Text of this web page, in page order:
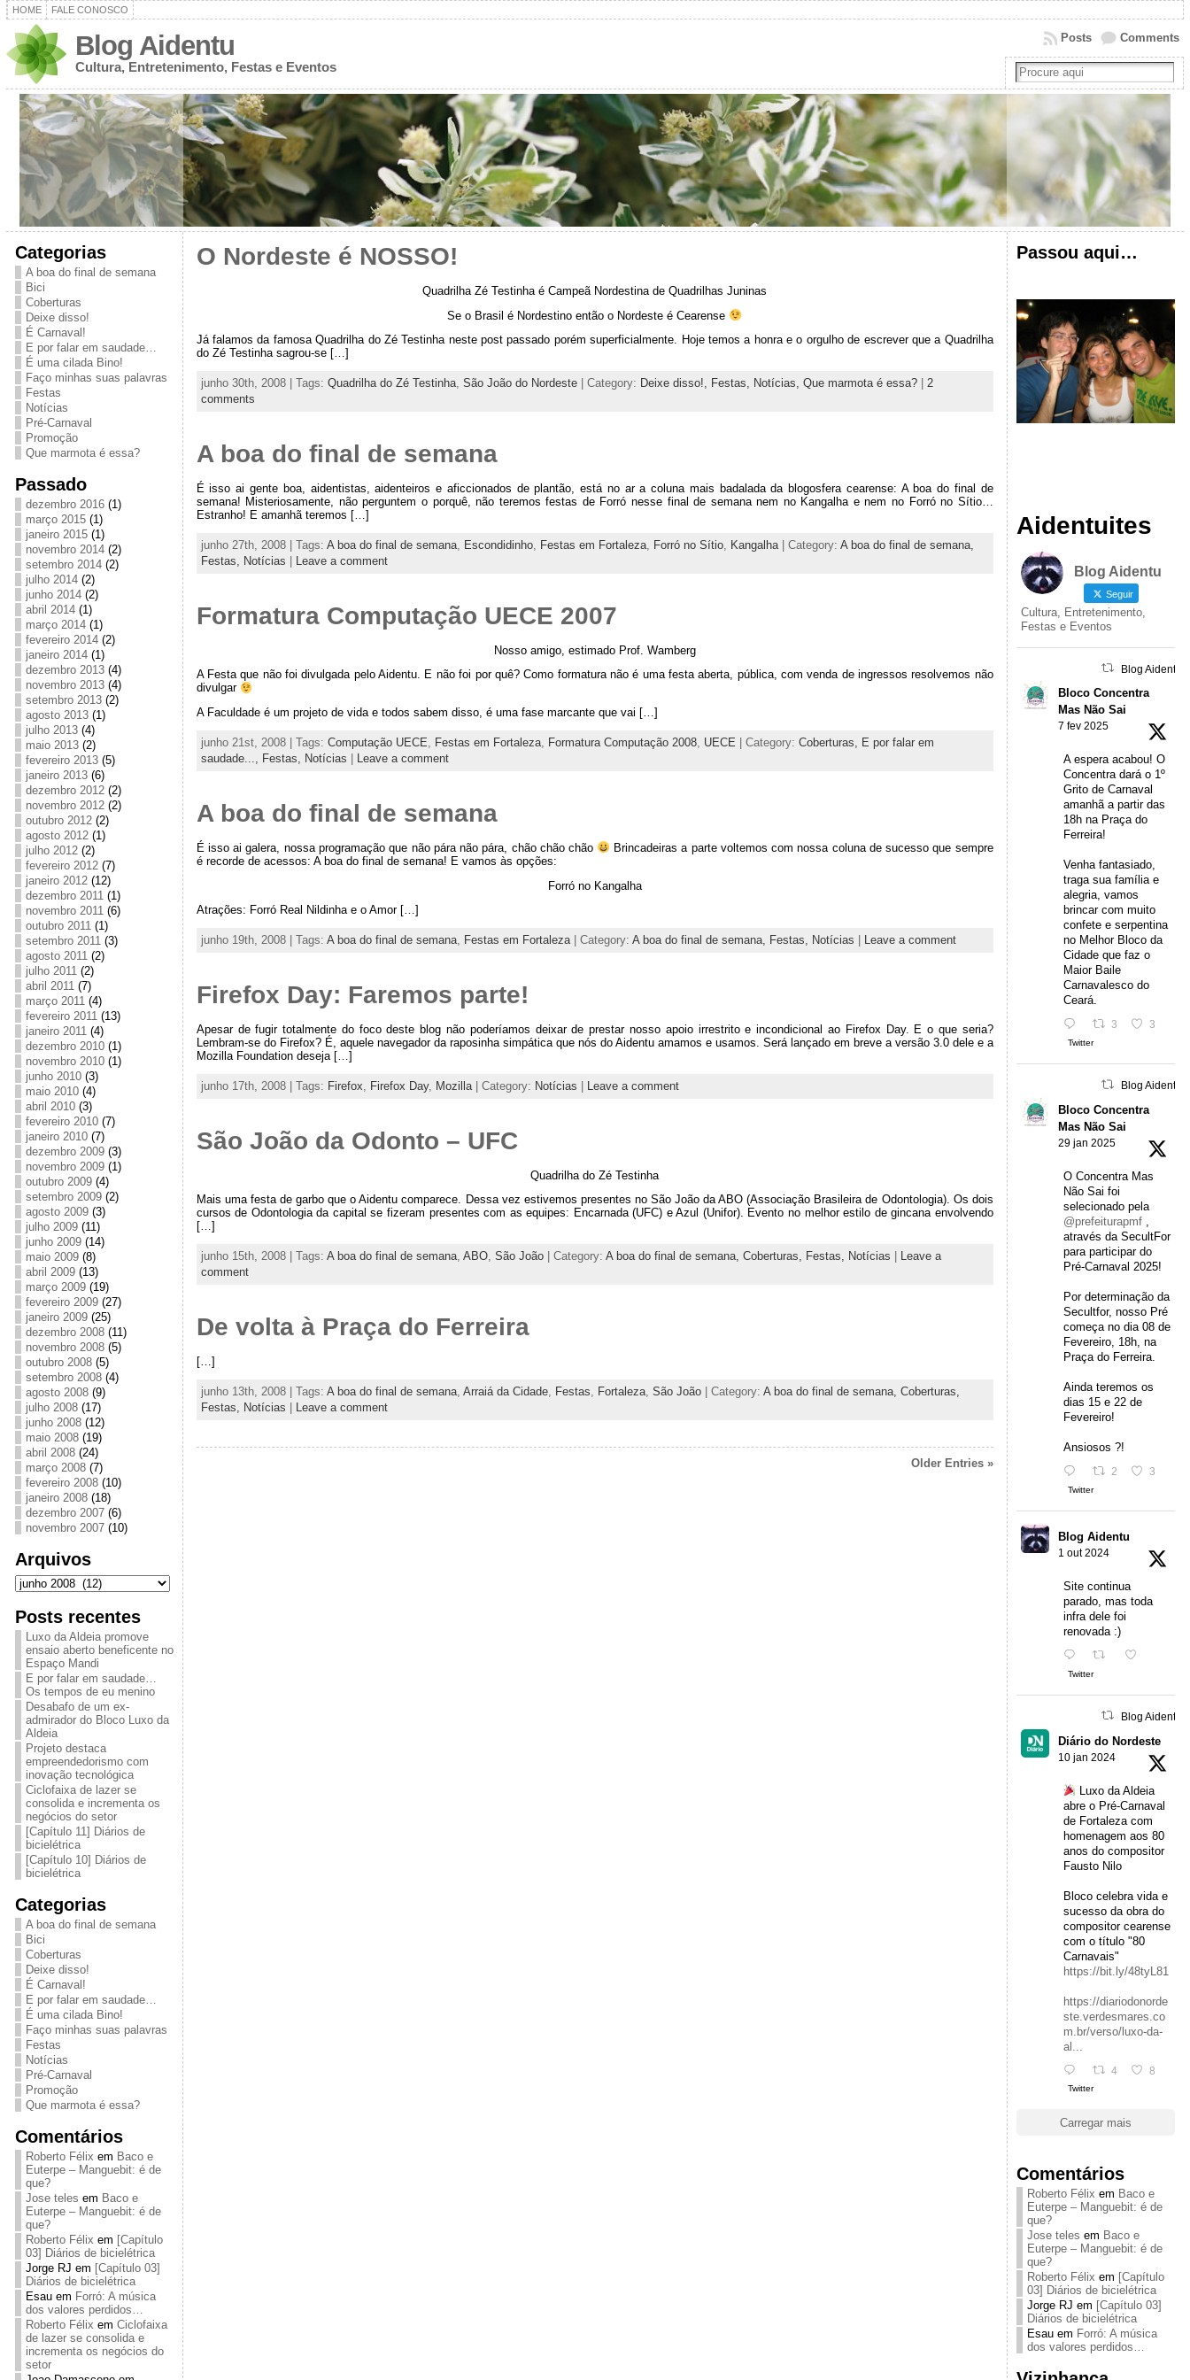
HOME FALE CONOSCO
Blog Aidentu
Cultura, Entretenimento, Festas e Eventos
Comments
Posts
Categorias
A boa do final de semana
Bici
Coberturas
Deixe disso!
É Carnaval!
E por falar em saudade…
É uma cilada Bino!
Faço minhas suas palavras
Festas
Notícias
Pré-Carnaval
Promoção
Que marmota é essa?
Passado
dezembro 2016(1)
março 2015(1)
janeiro 2015(1)
novembro 2014(2)
setembro 2014(2)
julho 2014(2)
junho 2014(2)
abril 2014(1)
março 2014(1)
fevereiro 2014(2)
janeiro 2014(1)
dezembro 2013(4)
novembro 2013(4)
setembro 2013(2)
agosto 2013(1)
julho 2013(4)
maio 2013(2)
fevereiro 2013(5)
janeiro 2013(6)
dezembro 2012(2)
novembro 2012(2)
outubro 2012(2)
agosto 2012(1)
julho 2012(2)
fevereiro 2012(7)
janeiro 2012(12)
dezembro 2011(1)
novembro 2011(6)
outubro 2011(1)
setembro 2011(3)
agosto 2011(2)
julho 2011(2)
abril 2011(7)
março 2011(4)
fevereiro 2011(13)
janeiro 2011(4)
dezembro 2010(1)
novembro 2010(1)
junho 2010(3)
maio 2010(4)
abril 2010(3)
fevereiro 2010(7)
janeiro 2010(7)
dezembro 2009(3)
novembro 2009(1)
outubro 2009(4)
setembro 2009(2)
agosto 2009(3)
julho 2009(11)
junho 2009(14)
maio 2009(8)
abril 2009(13)
março 2009(19)
fevereiro 2009(27)
janeiro 2009(25)
dezembro 2008(11)
novembro 2008(5)
outubro 2008(5)
setembro 2008(4)
agosto 2008(9)
julho 2008(17)
junho 2008(12)
maio 2008(19)
abril 2008(24)
março 2008(7)
fevereiro 2008(10)
janeiro 2008(18)
dezembro 2007(6)
novembro 2007(10)
Arquivos
Arquivos
Posts recentes
Luxo da Aldeia promove
ensaio aberto beneficente no
Espaço Mandi
E por falar em saudade…
Os tempos de eu menino
Desabafo de um ex-
admirador do Bloco Luxo da
Aldeia
Projeto destaca
empreendedorismo com
inovação tecnológica
Ciclofaixa de lazer se
consolida e incrementa os
negócios do setor
[Capítulo 11] Diários de
bicielétrica
[Capítulo 10] Diários de
bicielétrica
Categorias
A boa do final de semana
Bici
Coberturas
Deixe disso!
É Carnaval!
E por falar em saudade…
É uma cilada Bino!
Faço minhas suas palavras
Festas
Notícias
Pré-Carnaval
Promoção
Que marmota é essa?
Comentários
Roberto Félix em Baco e
Euterpe – Manguebit: é de
que?
Jose teles em Baco e
Euterpe – Manguebit: é de
que?
Roberto Félix em [Capítulo
03] Diários de bicielétrica
Jorge RJ em [Capítulo 03]
Diários de bicielétrica
Esauem Forró: A música
dos valores perdidos…
Roberto Félix em Ciclofaixa
de lazer se consolida e
incrementa os negócios do
setor
O Nordeste é NOSSO!
Quadrilha Zé Testinha é Campeã Nordestina de Quadrilhas Juninas
Se o Brasil é Nordestino então o Nordeste é Cearense
Já falamos da famosa Quadrilha do Zé Testinha neste post passado porém superficialmente. Hoje temos a honra e o orgulho de escrever que a Quadrilha
do Zé Testinha sagrou-se […]
junho 30th, 2008 | Tags: Quadrilha do Zé Testinha, São João do Nordeste| Category: Deixe disso!, Festas, Notícias, Que marmota é essa?| 2
comments
A boa do final de semana
É isso ai gente boa, aidentistas, aidenteiros e aficcionados de plantão, está no ar a coluna mais badalada da blogosfera cearense: A boa do final de
semana! Misteriosamente, não perguntem o porquê, não teremos festas de Forró nesse final de semana nem no Kangalha e nem no Forró no Sítio…
Estranho! E amanhã teremos […]
junho 27th, 2008 | Tags: A boa do final de semana, Escondidinho, Festas em Fortaleza, Forró no Sítio, Kangalha| Category: A boa do final de semana,
Festas,
Notícias Leave a comment
Formatura Computação UECE 2007
Nosso amigo, estimado Prof. Wamberg
A Festa que não foi divulgada pelo Aidentu. E não foi por quê? Como formatura não é uma festa aberta, pública, com venda de ingressos resolvemos não
divulgar
A Faculdade é um projeto de vida e todos sabem disso, é uma fase marcante que vai […]
junho 21st, 2008 | Tags: Computação UECE Festas em Fortaleza, Formatura Computação 2008, UECE | Category: Coberturas,
E por falar em
saudade...,
Festas, Notícias Leave a comment
A boa do final de semana
É isso ai galera, nossa programação que não pára não pára, chão chão chão
Brincadeiras a parte voltemos com nossa coluna de sucesso que sempre
é recorde de acessos: A boa do final de semana! E vamos às opções:
Forró no Kangalha
Atrações: Forró Real Nildinha e o Amor […]
junho 19th, 2008 | Tags: A boa do final de semana, Festas em Fortaleza| Category: A boa do final de semana, Festas, Notícias Leave a comment
Firefox Day: Faremos parte!
Apesar de fugir totalmente do foco deste blog não poderíamos deixar de prestar nosso apoio irrestrito e incondicional ao Firefox Day. E o que seria?
Lembram-se do Firefox? É, aquele navegador da raposinha simpática que nós do Aidentu amamos e usamos. Será lançado em breve a versão 3.0 dele e a
Mozilla Foundation deseja […]
junho 17th, 2008 | Tags: Firefox Firefox Day, Mozilla| Category: Notícias Leave a comment
São João da Odonto – UFC
Quadrilha do Zé Testinha
Mais uma festa de garbo que o Aidentu comparece. Dessa vez estivemos presentes no São João da ABO (Associação Brasileira de Odontologia). Os dois
cursos de Odontologia da capital se fizeram presentes com as equipes: Encarnada (UFC) e Azul (Unifor). Evento no melhor estilo de gincana envolvendo
[…]
junho 15th, 2008 | Tags: A boa do final de semana, ABO, São João| Category: A boa do final de semana, Coberturas, Festas, Notícias
Leave a
comment
De volta à Praça do Ferreira
[…]
junho 13th, 2008 | Tags: A boa do final de semana, Arraiá da Cidade, Festas Fortaleza, São João| Category: A boa do final de semana, Coberturas,
Festas, Notícias | Leave a comment
Older Entries »
Passou aqui…
Aidentuites
Blog Aidentu
Seguir
Cultura, Entretenimento,
Festas e Eventos
Blog Aidentu
Bloco Concentra
Mas Não Sai
7 fev 2025
A espera acabou! O
Concentra dará o 1º
Grito de Carnaval
amanhã a partir das
18h na Praça do
Ferreira!
Venha fantasiado,
traga sua família e
alegria, vamos
brincar com muito
confete e serpentina
no Melhor Bloco da
Cidade que faz o
Maior Baile
Carnavalesco do
Ceará.
3 3
Twitter
Blog Aidentu
Bloco Concentra
Mas Não Sai
29 jan 2025
O Concentra Mas
Não Sai foi
selecionado pela
@prefeiturapmf,
através da SecultFor
para participar do
Pré-Carnaval 2025!
Por determinação da
Secultfor, nosso Pré
começa no dia 08 de
Fevereiro, 18h, na
Praça do Ferreira.
Ainda teremos os
dias 15 e 22 de
Fevereiro!
Ansiosos ?!
2 3
Twitter
Blog Aidentu
1 out 2024
Site continua
parado, mas toda
infra dele foi
renovada :)
Twitter
Blog Aidentu
Diário do Nordeste
10 jan 2024
Luxo da Aldeia
abre o Pré-Carnaval
de Fortaleza com
homenagem aos 80
anos do compositor
Fausto Nilo
Bloco celebra vida e
sucesso da obra do
compositor cearense
com o título "80
Carnavais"
https://bit.ly/48tyL81
https://diariodonorde
ste.verdesmares.co
m.br/verso/luxo-da-
al...
4 8
Twitter
Carregar mais
Comentários
Roberto Félix em Baco e
Euterpe – Manguebit: é de
que?
Jose teles em Baco e
Euterpe – Manguebit: é de
que?
Roberto Félix em [Capítulo
03] Diários de bicielétrica
Jorge RJ em [Capítulo 03]
Diários de bicielétrica
Esauem Forró: A música
dos valores perdidos…